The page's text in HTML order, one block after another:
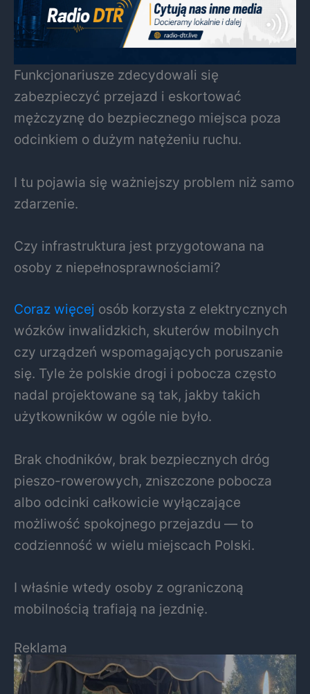
Funkcjonariusze zdecydowali się
zabezpieczyć przejazd i eskortować
mężczyznę do bezpiecznego miejsca poza
odcinkiem o dużym natężeniu ruchu.
I tu pojawia się ważniejszy problem niż samo
zdarzenie.
Czy infrastruktura jest przygotowana na
osoby z niepełnosprawnościami?
Coraz więcej osób korzysta z elektrycznych
wózków inwalidzkich, skuterów mobilnych
czy urządzeń wspomagających poruszanie
się. Tyle że polskie drogi i pobocza często
nadal projektowane są tak, jakby takich
użytkowników w ogóle nie było.
Brak chodników, brak bezpiecznych dróg
pieszo-rowerowych, zniszczone pobocza
albo odcinki całkowicie wyłączające
możliwość spokojnego przejazdu — to
codzienność w wielu miejscach Polski.
I właśnie wtedy osoby z ograniczoną
mobilnością trafiają na jezdnię.
Reklama